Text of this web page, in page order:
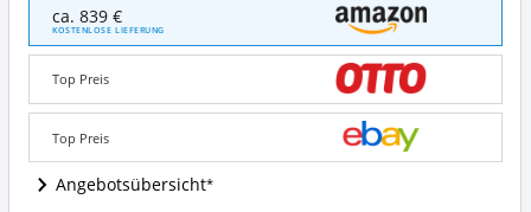
Sona-
Lux
Nepal
Teppich
Angebote:
ist
dieser
Nepal
ca. 839 €
KOSTENLOSE LIEFERUNG
Top Preis
Top Preis
Angebotsübersicht